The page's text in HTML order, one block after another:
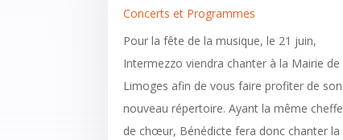
Concerts et Programmes
Pour la fête de la musique, le 21 juin,
Intermezzo viendra chanter à la Mairie de
Limoges afin de vous faire profiter de son
nouveau répertoire. Ayant la même cheffe
de chœur, Bénédicte fera donc chanter la